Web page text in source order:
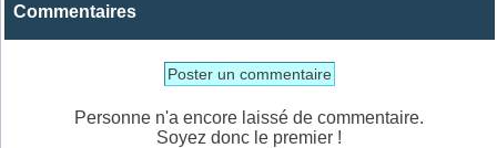
Commentaires
Poster un commentaire
Personne n'a encore laissé de commentaire.
Soyez donc le premier !